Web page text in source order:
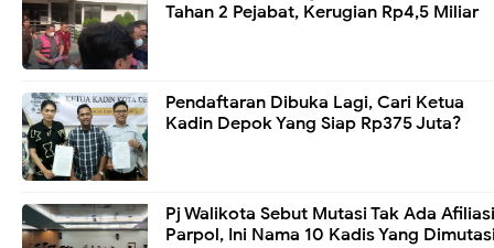
Tahan 2 Pejabat, Kerugian Rp4,5 Miliar
Pendaftaran Dibuka Lagi, Cari Ketua
Kadin Depok Yang Siap Rp375 Juta?
Pj Walikota Sebut Mutasi Tak Ada Afiliasi
Parpol, Ini Nama 10 Kadis Yang